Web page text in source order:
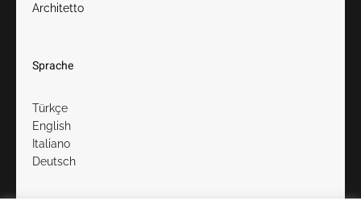
Architetto
Sprache
Türkçe
English
Italiano
Deutsch